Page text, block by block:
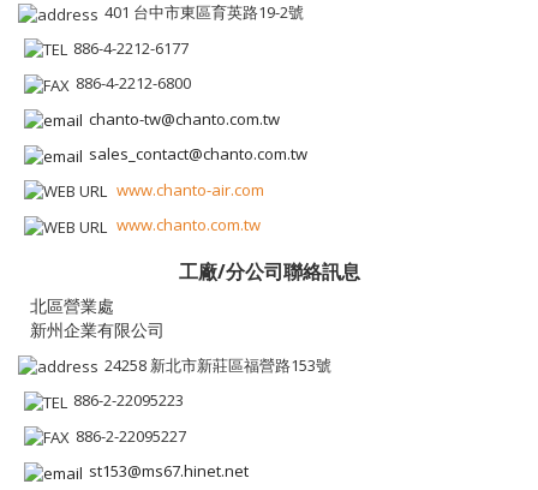
401 台中市東區育英路19-2號
886-4-2212-6177
886-4-2212-6800
chanto-tw@chanto.com.tw
sales_contact@chanto.com.tw
www.chanto-air.com
www.chanto.com.tw
工廠/分公司聯絡訊息
新州企業有限公司
24258 新北市新莊區福營路153號
886-2-22095223
886-2-22095227
st153@ms67.hinet.net